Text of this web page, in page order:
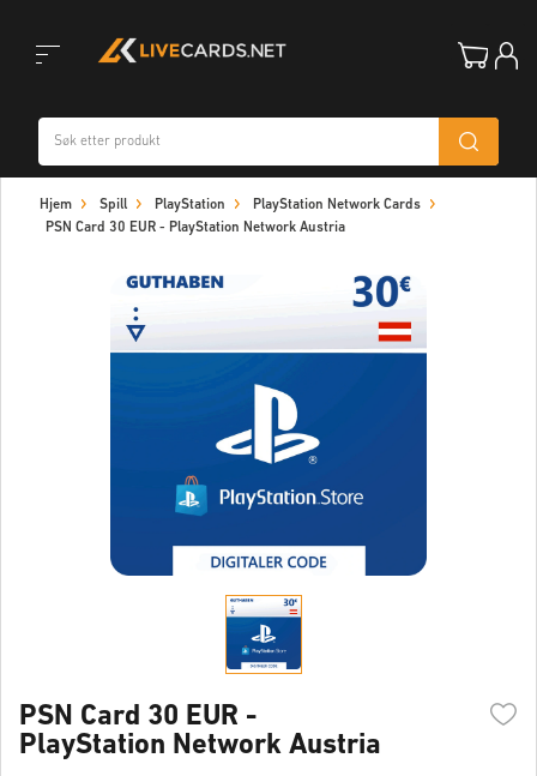
navigation
Hjem Spill PlayStation
PlayStation Network Cards
PSN Card 30 EUR - PlayStation Network Austria
PSN Card 30 EUR -
PlayStation Network Austria